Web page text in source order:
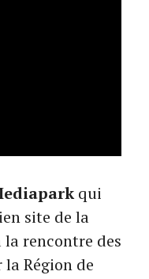
qui
site de la
rencontre des
Région de